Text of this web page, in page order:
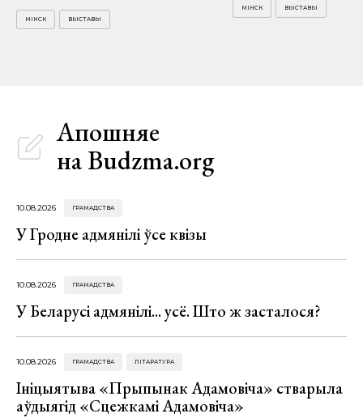
МІНСК ВЫСТАВЫ
МІНСК ВЫСТАВЫ
Апошняе
на Budzma.org
10.08.2026 ГРАМАДСТВА
У Гродне адмянілі ўсе квізы
10.08.2026 ГРАМАДСТВА
У Беларусі адмянілі... усё. Што ж засталося?
10.08.2026 ГРАМАДСТВА ЛІТАРАТУРА
Ініцыятыва «Прыпынак Адамовіча» стварыла
аўдыягід «Сцежкамі Адамовіча»